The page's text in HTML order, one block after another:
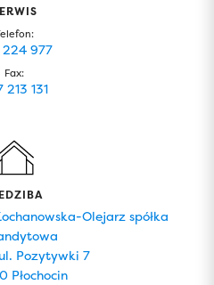
977
Fax:
213 131
Olejarz spółka
Pozytywki 7
Płochocin